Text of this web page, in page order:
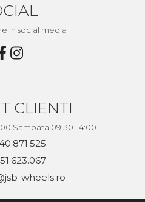
in social media
CLIENTI
Sambata 09:30-14:00
wheels.ro